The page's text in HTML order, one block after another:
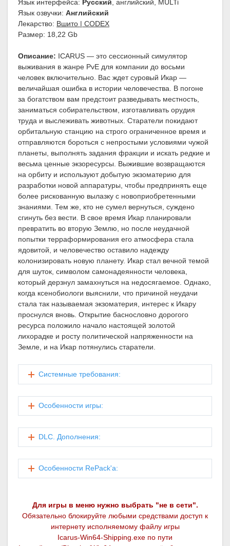
Язык интерфейса: Русский, английский, MULTi
Язык озвучки: Английский
Лекарство: Вшито | CODEX
Размер: 18,22 Gb
Описание: ICARUS — это сессионный симулятор
выживания в жанре PvE для компании до восьми
человек включительно. Вас ждет суровый Икар —
величайшая ошибка в истории человечества. В погоне
за богатством вам предстоит разведывать местность,
заниматься собирательством, изготавливать орудия
труда и выслеживать животных. Старатели покидают
орбитальную станцию на строго ограниченное время и
отправляются бороться с непростыми условиями чужой
планеты, выполнять задания фракции и искать редкие и
весьма ценные экзоресурсы. Выжившие возвращаются
на орбиту и используют добытую экзоматерию для
разработки новой аппаратуры, чтобы предпринять еще
более рискованную вылазку с новоприобретенными
знаниями. Тем же, кто не сумел вернуться, суждено
сгинуть без вести. В свое время Икар планировали
превратить во вторую Землю, но после неудачной
попытки терраформирования его атмосфера стала
ядовитой, и человечество оставило надежду
колонизировать новую планету. Икар стал вечной темой
для шуток, символом самонадеянности человека,
который дерзнул замахнуться на недосягаемое. Однако,
когда ксенобиологи выяснили, что причиной неудачи
стала так называемая экзоматерия, интерес к Икару
проснулся вновь. Открытие баснословно дорогого
ресурса положило начало настоящей золотой
лихорадке и росту политической напряженности на
Земле, и на Икар потянулись старатели.
Системные требования:
Особенности игры:
DLC. Дополнения:
Особенности RePack'а:
Для игры в меню нужно выбрать "не в сети".
Обязательно блокируйте любыми средствами доступ к
интернету исполняемому файлу игры
Icarus-Win64-Shipping.exe по пути